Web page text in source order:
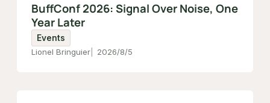
BuffConf 2026: Signal Over Noise, One
Year Later
Events
Lionel Bringuier
2026/8/5